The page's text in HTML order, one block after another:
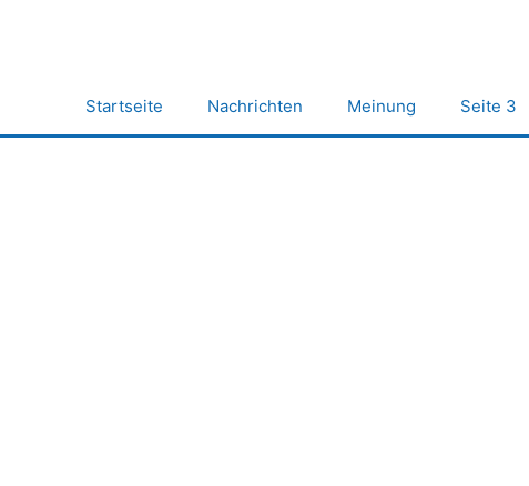
Startseite Nachrichten Meinung Seite 3